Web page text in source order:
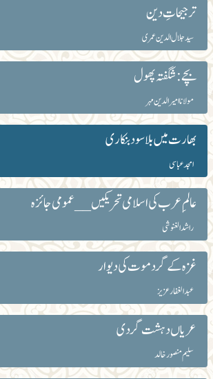
ترجیحاتِ دین
سید جلال الدین عمری
بچے: شگفتہ پھول
مولانا امیرالدین مہر
بھارت میں بلاسود بنکاری
امجد عباسی
عالمِ عرب کی اسلامی تحریکیں__ عمومی جائزہ
راشد الغنوشی
غزہ کے گرد موت کی دیوار
عبد الغفار عزیز
عریاں دہشت گردی
سلیم منصور خالد